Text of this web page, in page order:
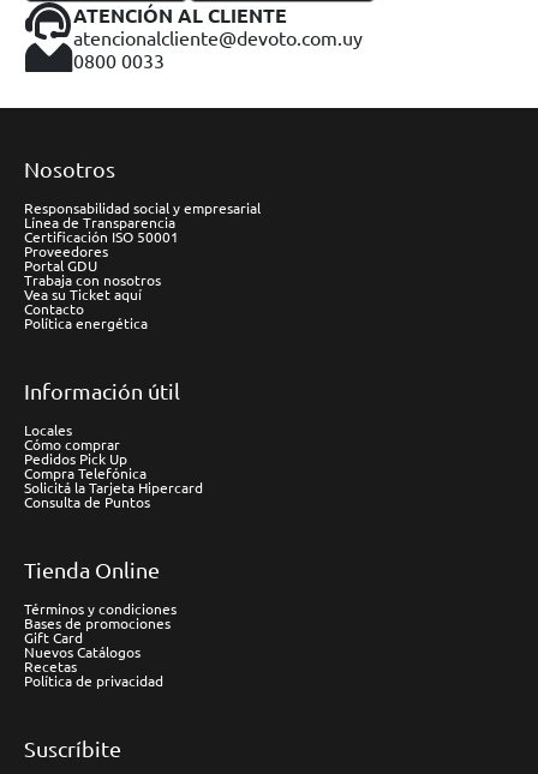
ATENCIÓN AL CLIENTE
atencionalcliente@devoto.com.uy
0800 0033
Nosotros
Responsabilidad social y empresarial
Línea de Transparencia
Certificación ISO 50001
Proveedores
Portal GDU
Trabaja con nosotros
Vea su Ticket aquí
Contacto
Política energética
Información útil
Locales
Cómo comprar
Pedidos Pick Up
Compra Telefónica
Solicitá la Tarjeta Hipercard
Consulta de Puntos
Tienda Online
Términos y condiciones
Bases de promociones
Gift Card
Nuevos Catálogos
Recetas
Política de privacidad
Suscríbite